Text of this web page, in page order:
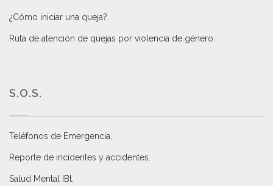
¿Cómo iniciar una queja?
Ruta de atención de quejas por violencia de género
S.O.S.
Teléfonos de Emergencia.
Reporte de incidentes y accidentes
Salud Mental IBt